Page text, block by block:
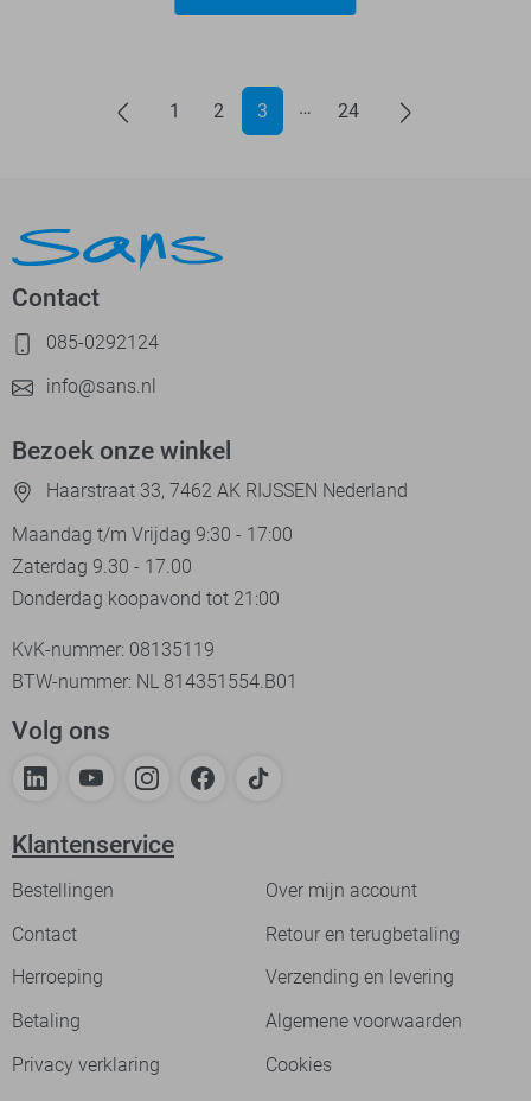
1 2 3 24
Contact
085-0292124
info@sans.nl
Bezoek onze winkel
Haarstraat 33, 7462 AK RIJSSEN Nederland
Maandag t/m Vrijdag 9:30 - 17:00
Zaterdag 9.30 - 17.00
Donderdag koopavond tot 21:00
KvK-nummer: 08135119
BTW-nummer: NL 814351554.B01
Volg ons
Klantenservice
Bestellingen
Over mijn account
Contact
Retour en terugbetaling
Herroeping
Verzending en levering
Betaling
Algemene voorwaarden
Privacy verklaring
Cookies